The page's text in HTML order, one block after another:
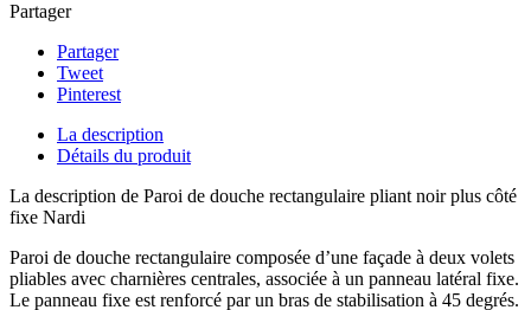
Partager
Partager
Tweet
Pinterest
La description
Détails du produit
La description de Paroi de douche rectangulaire pliant noir plus côté
fixe Nardi
Paroi de douche rectangulaire composée d’une façade à deux volets
pliables avec charnières centrales, associée à un panneau latéral fixe.
Le panneau fixe est renforcé par un bras de stabilisation à 45 degrés.